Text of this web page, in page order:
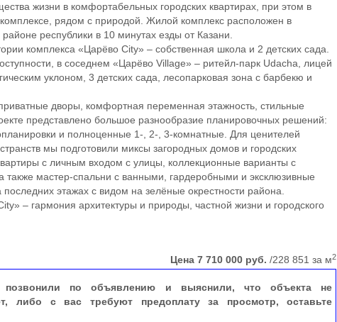
жизни в комфортабельных городских квартирах, при этом в
рядом с природой. Жилой комплекс расположен в
республики в 10 минутах езды от Казани.
комплекса «Царёво City» – собственная школа и 2 детских сада.
в соседнем «Царёво Village» – ритейл-парк Udacha, лицей
уклоном, 3 детских сада, лесопарковая зона с барбекю и
дворы, комфортная переменная этажность, стильные
представлено большое разнообразие планировочных решений:
и полноценные 1-, 2-, 3-комнатные. Для ценителей
мы подготовили миксы загородных домов и городских
с личным входом с улицы, коллекционные варианты с
также мастер-спальни с ванными, гардеробными и эксклюзивные
последних этажах с видом на зелёные окрестности района.
– гармония архитектуры и природы, частной жизни и городского
Цена7 710 000 руб. /228 851 за м2
по объявлению и выяснили, что объекта не
либо с вас требуют предоплату за просмотр, оставьте